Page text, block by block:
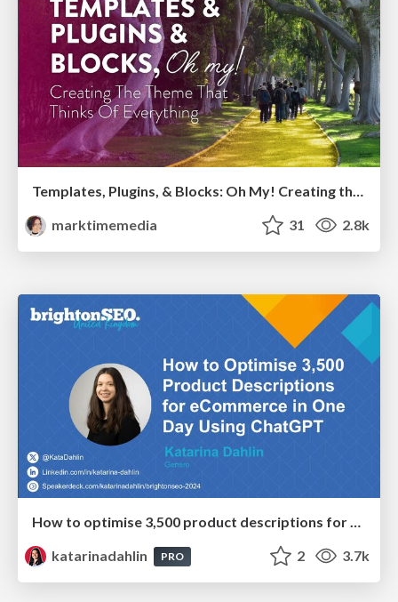
Templates, Plugins, & Blocks: Oh My! Creating the theme that thinks of everything
marktimemedia
31 2.8k
How to optimise 3,500 product descriptions for ecommerce in one day using ChatGPT
katarinadahlin
PRO 2 3.7k